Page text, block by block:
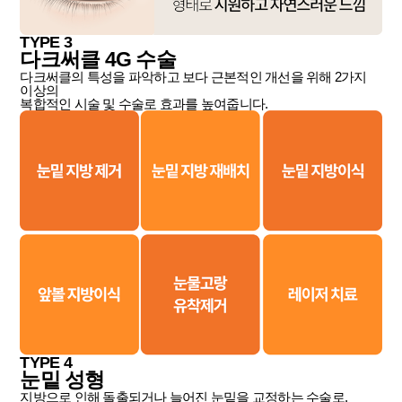
TYPE 3
다크써클 4G 수술
다크써클의 특성을 파악하고 보다 근본적인 개선을 위해 2가지
이상의
복합적인 시술 및 수술로 효과를 높여줍니다.
TYPE 4
눈밑 성형
지방으로 인해 돌출되거나 늘어진 눈밑을 교정하는 수술로,